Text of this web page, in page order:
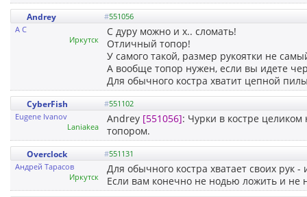
Andrey #551056
А С
Иркутск
С дуру можно и х.. сломать!
Отличный топор!
У самого такой, размер рукоятки не
А вообще топор нужен, если вы идете
Для обычного костра хватит цепной
CyberFish #551102
Eugene Ivanov
Laniakea
Andrey [551056]: Чурки в костре
топором.
Overclock #551131
Андрей Тарасов
Иркутск
Для обычного костра хватает своих рук
Если вам конечно не нодью ложить и не